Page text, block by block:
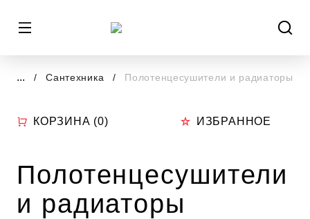
... Сантехника Полотенцесушители и радиаторы
КОРЗИНА (0) ИЗБРАННОЕ
Полотенцесушители
и радиаторы